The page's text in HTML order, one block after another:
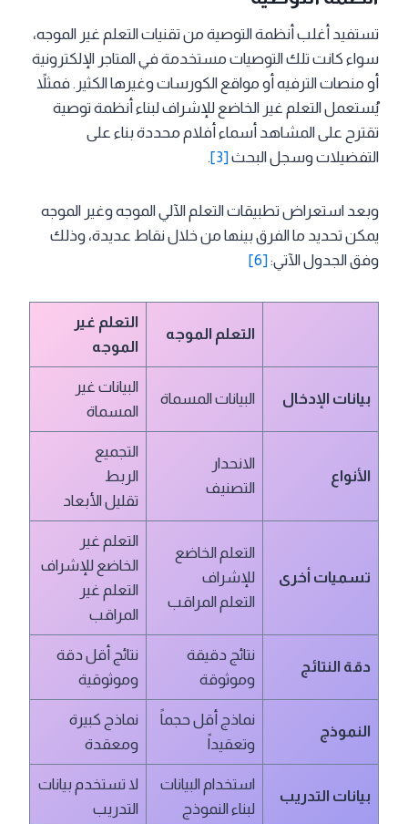
تستفيد أغلب أنظمة التوصية من تقنيات التعلم غير الموجه،
سواء كانت تلك التوصيات مستخدمة في المتاجر الإلكترونية
أو منصات الترفيه أو مواقع الكورسات وغيرها الكثير. فمثلاً
يُستعمل التعلم غير الخاضع للإشراف لبناء أنظمة توصية
تقترح على المشاهد أسماء أفلام محددة بناء على
التفضيلات وسجل البحث[3]
.
وبعد استعراض تطبيقات التعلم الآلي الموجه وغير الموجه
يمكن تحديد ما الفرق بينها من خلال نقاط عديدة، وذلك
وفق الجدول الآتي:[6]
التعلم الموجه
التعلم غير
الموجه
بيانات الإدخال البيانات المسماة
البيانات غير
المسماة
الأنواع
الانحدار
التصنيف
التجميع
الربط
تقليل الأبعاد
تسميات أخرى
التعلم الخاضع
للإشراف
التعلم المراقب
التعلم غير
الخاضع للإشراف
التعلم غير
المراقب
دقة النتائج
نتائج دقيقة
وموثوقة
نتائج أقل دقة
وموثوقية
النموذج
نماذج أقل حجماً
وتعقيداً
نماذج كبيرة
ومعقدة
بيانات التدريب
استخدام البيانات
لبناء النموذج
لا تستخدم بيانات
التدريب